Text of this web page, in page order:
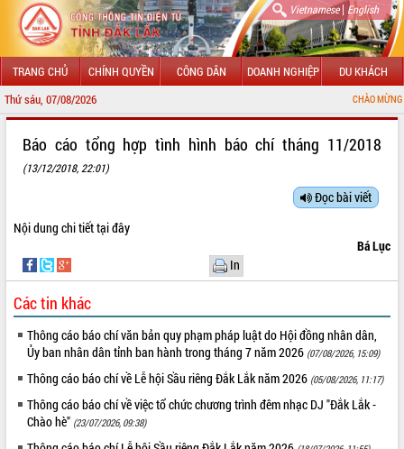
Vietnamese| English
TRANG CHỦ CHÍNH QUYỀN CÔNG DÂN DOANH NGHIỆP DU KHÁCH
Thứ sáu, 07/08/2026 CHÀO MỪNG ĐẾN
LÃNH ĐẠO UBND TỈNH
UBND CÁC XÃ, PHƯỜNG
THÔNG TIN CHỈ ĐẠO ĐIỀU HÀNH
HỆ THỐNG VĂN BẢN
ĐIỂM TIN VĂN BẢN
Báo cáo tổng hợp tình hình báo chí tháng 11/2018
(13/12/2018, 22:01)
Đọc bài viết
Nội dung chi tiếttại đây
Bá Lục
In
Các tin khác
Thông cáo báo chí văn bản quy phạm pháp luật do Hội đồng nhân dân,
Ủy ban nhân dân tỉnh ban hành trong tháng 7 năm 2026 (07/08/2026, 15:09)
Thông cáo báo chí về Lễ hội Sầu riêng Đắk Lắk năm 2026 (05/08/2026, 11:17)
Thông cáo báo chí về việc tổ chức chương trình đêm nhạc DJ "Đắk Lắk -
Chào hè" (23/07/2026, 09:38)